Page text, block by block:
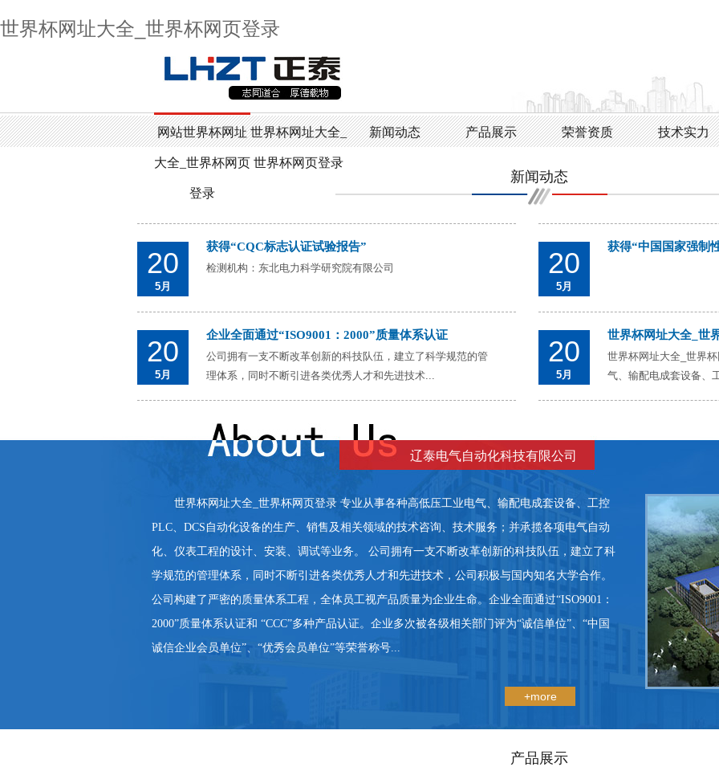
世界杯网址大全_世界杯网页登录
网站世界杯网址
大全_世界杯网页
登录
世界杯网址大全_
世界杯网页登录
新闻动态 产品展示 荣誉资质 技术实力
新闻动态
20
5月
获得“CQC标志认证试验报告”
检测机构：东北电力科学研究院有限公司 20
5月
获得“中国国家强制
20
5月
企业全面通过“ISO9001：2000”质量体系认证
公司拥有一支不断改革创新的科技队伍，建立了科学规范的管
理体系，同时不断引进各类优秀人才和先进技术...
20
5月
世界杯网址大全_世
世界杯网址大全_世界
气、输配电成套设备、
辽泰电气自动化科技有限公司
世界杯网址大全_世界杯网页登录 专业从事各种高低压工业电气、输配电成套设备、工控
PLC、DCS自动化设备的生产、销售及相关领域的技术咨询、技术服务；并承揽各项电气自动
化、仪表工程的设计、安装、调试等业务。 公司拥有一支不断改革创新的科技队伍，建立了科
学规范的管理体系，同时不断引进各类优秀人才和先进技术，公司积极与国内知名大学合作。
公司构建了严密的质量体系工程，全体员工视产品质量为企业生命。企业全面通过“ISO9001：
2000”质量体系认证和 “CCC”多种产品认证。企业多次被各级相关部门评为“诚信单位”、“中国
诚信企业会员单位”、“优秀会员单位”等荣誉称号...
+more
产品展示